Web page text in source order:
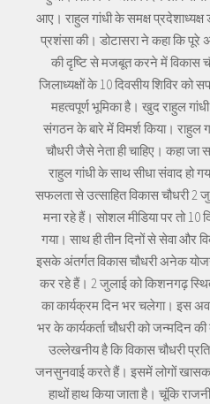
आए। राहुल गांधी के समक्ष प्रदेशाध्यक्ष
प्रशंसा की। डोटासरा ने कहा कि
की दृष्टि से मजबूत करने में विकास
जिलाध्यक्षों के 10 दिवसीय शिविर को
महत्वपूर्ण भूमिका है। खुद राहुल
संगठन के बारे में विमर्श किया। राहुल
चौधरी जैसे नेता ही चाहिए। कहा जा
राहुल गांधी के साथ सीधा संवाद हो
सफलता से उत्साहित विकास चौधरी 2
मना रहे हैं। सोशल मीडिया पर तो
गया। साथ ही तीन दिनों से सेवा और
इसके अंतर्गत विकास चौधरी अनेक
कर रहे हैं। 2 जुलाई को किशनगढ़
का कार्यक्रम दिन भर चलेगा। इस
भर के कार्यकर्ता चौधरी को जन्मदिन
उल्लेखनीय है कि विकास चौधरी
जनसुनवाई करते हैं। इसमें लोगों
हाथों हाथ किया जाता है। चूंकि